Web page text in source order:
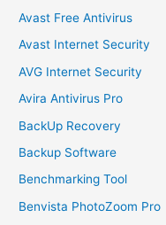
Avast Free Antivirus
Avast Internet Security
AVG Internet Security
Avira Antivirus Pro
BackUp Recovery
Backup Software
Benchmarking Tool
Benvista PhotoZoom Pro